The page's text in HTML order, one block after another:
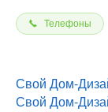
Телефоны
Свой Дом-
Свой Дом-